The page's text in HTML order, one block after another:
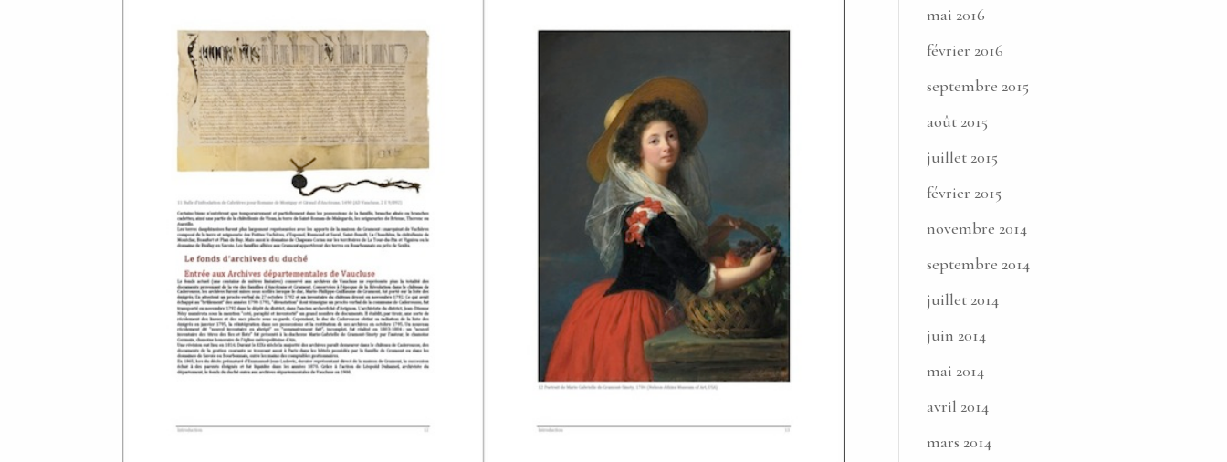
mai 2016
février 2016
septembre 2015
août 2015
juillet 2015
février 2015
novembre 2014
septembre 2014
juillet 2014
juin 2014
mai 2014
avril 2014
mars 2014